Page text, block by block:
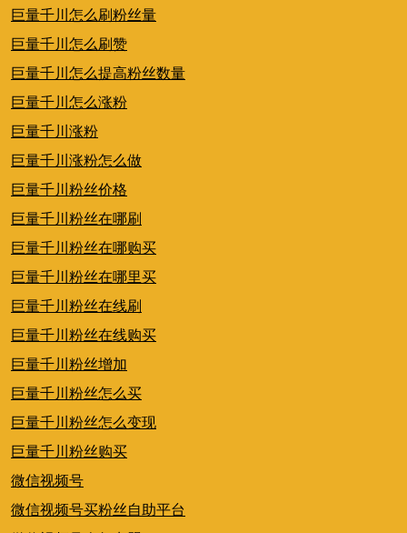
巨量千川怎么刷粉丝量
巨量千川怎么刷赞
巨量千川怎么提高粉丝数量
巨量千川怎么涨粉
巨量千川涨粉
巨量千川涨粉怎么做
巨量千川粉丝价格
巨量千川粉丝在哪刷
巨量千川粉丝在哪购买
巨量千川粉丝在哪里买
巨量千川粉丝在线刷
巨量千川粉丝在线购买
巨量千川粉丝增加
巨量千川粉丝怎么买
巨量千川粉丝怎么变现
巨量千川粉丝购买
微信视频号
微信视频号买粉丝自助平台